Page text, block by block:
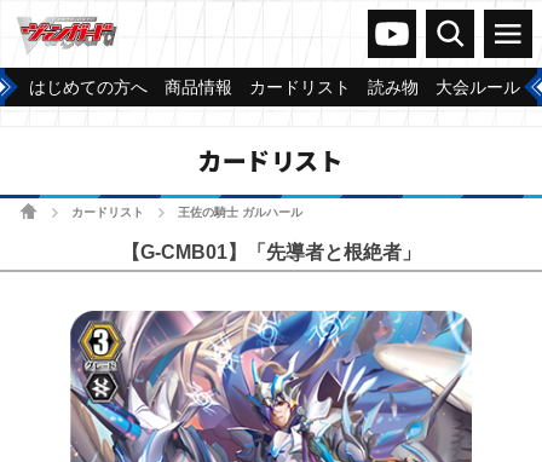
ヴァンガードch
検索 メニュー
はじめての方へ 商品情報 カードリスト 読み物 大会ルール
カードリスト
ホームカードリスト 王佐の騎士 ガルハール
【G-CMB01】「先導者と根絶者」